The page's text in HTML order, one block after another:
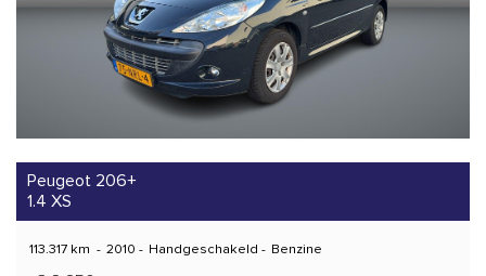
Peugeot 206+
1.4 XS
113.317 km - 2010 - Handgeschakeld - Benzine